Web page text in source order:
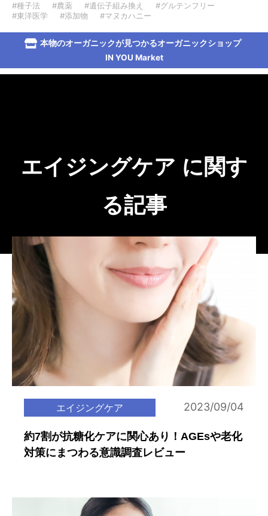
#種子法 #農薬 #遺伝子組み換え
#グルテンフリー
#東洋医学
#添加物 #マヌカハニー
本物のオーガニックが見つかるオーガニックショップ
IN YOU Market
エイジングケア に関す
る記事
エイジングケア 2023/09/04
約7割が抗糖化ケアに関心あり！AGEsや老化
対策にまつわる意識調査レビュー